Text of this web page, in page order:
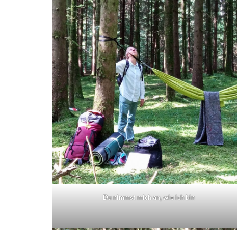
Du nimmst mich an, wie ich bin